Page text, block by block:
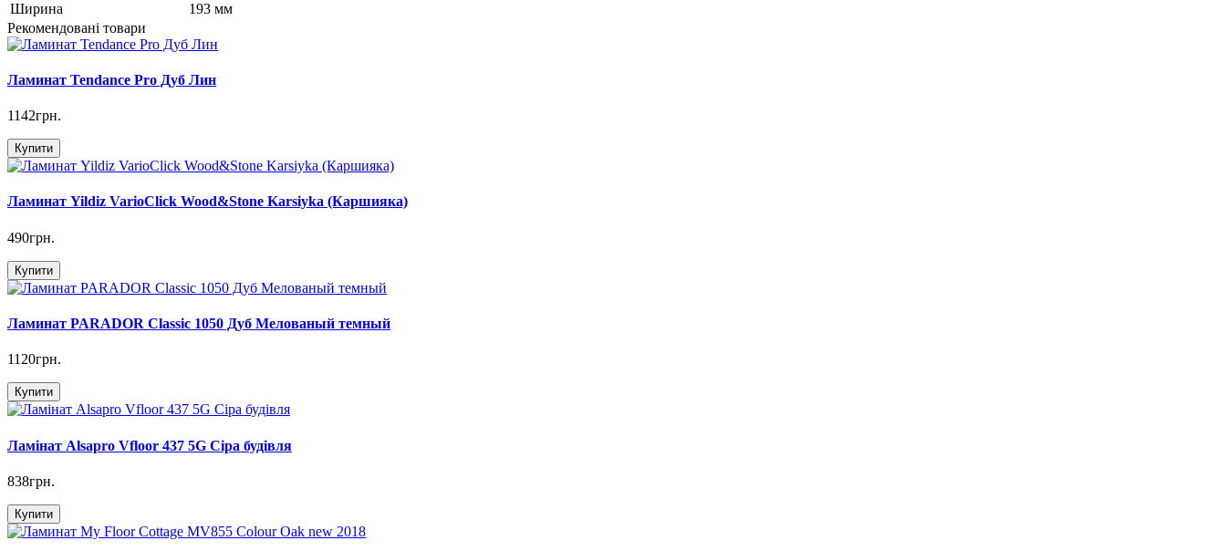
Ширина
193 мм
Рекомендовані товари
Ламинат Tendance Pro Дуб Лин
1142грн.
Купити
Ламинат Yildiz VarioClick Wood&Stone Karsiyka (Каршияка)
490грн.
Купити
Ламинат PARADOR Classic 1050 Дуб Мелованый темный
1120грн.
Купити
Ламінат Alsapro Vfloor 437 5G Сіра будівля
838грн.
Купити